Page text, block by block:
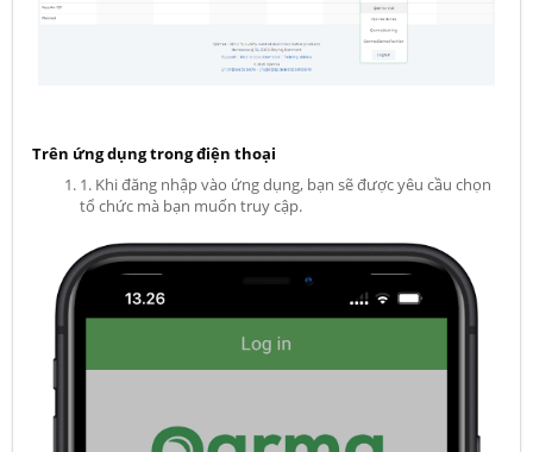
Trên ứng dụng trong điện thoại
1. Khi đăng nhập vào ứng dụng, bạn sẽ được yêu cầu chọn
tổ chức mà bạn muốn truy cập.